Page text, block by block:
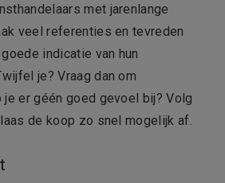
met jarenlange
veel referenties en tevreden
indicatie van hun
je? Vraag dan om
je er géén goed gevoel bij? Volg
de koop zo snel mogelijk af.